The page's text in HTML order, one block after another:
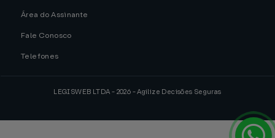
Área do Assinante
Fale Conosco
Telefones
LEGISWEB LTDA - 2026 - Agilize Decisões Seguras